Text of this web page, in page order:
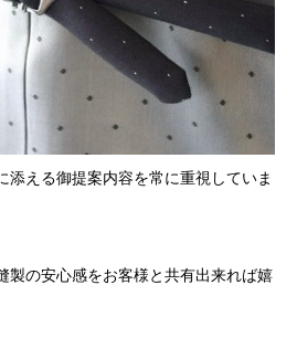
添える御提案内容を常に重視していま
製の安心感をお客様と共有出来れば嬉